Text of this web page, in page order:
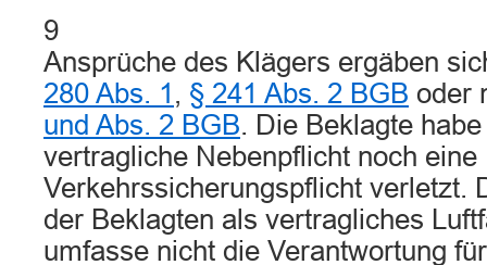
9
Ansprüche des Klägers ergäben
280 Abs. 1 , § 241 Abs. 2 BGB oder
und Abs. 2 BGB. Die Beklagte
vertragliche Nebenpflicht noch eine
Verkehrssicherungspflicht verletzt.
der Beklagten als vertragliches
umfasse nicht die Verantwortung